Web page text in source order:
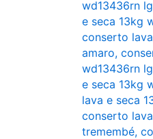
wd13436rn
e seca 13kg
conserto
amaro,
wd13436rn
e seca 13kg
lava e seca
conserto
tremembé,